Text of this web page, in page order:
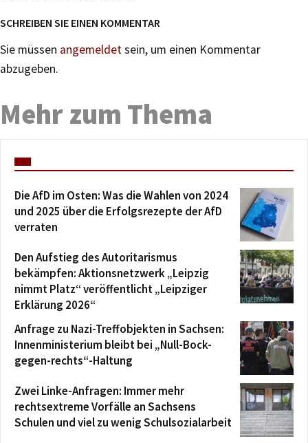
SCHREIBEN SIE EINEN KOMMENTAR
Sie müssen angemeldetsein, um einen Kommentar
abzugeben.
Mehr zum Thema
Die AfD im Osten: Was die Wahlen von 2024
und 2025 über die Erfolgsrezepte der AfD
verraten
Den Aufstieg des Autoritarismus
bekämpfen: Aktionsnetzwerk „Leipzig
nimmt Platz“ veröffentlicht „Leipziger
Erklärung 2026“
Anfrage zu Nazi-Treffobjekten in Sachsen:
Innenministerium bleibt bei „Null-Bock-
gegen-rechts“-Haltung
Zwei Linke-Anfragen: Immer mehr
rechtsextreme Vorfälle an Sachsens
Schulen und viel zu wenig Schulsozialarbeit